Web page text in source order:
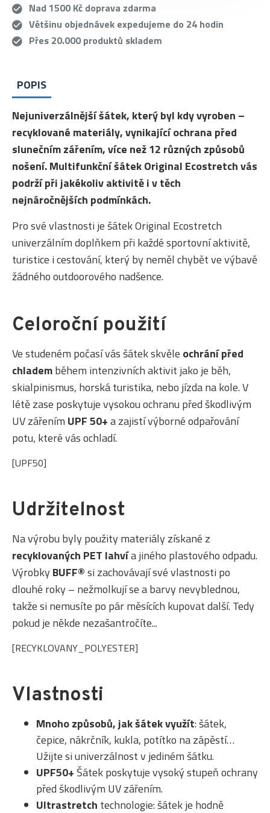
Nad 1500 Kč doprava zdarma
Většinu objednávek expedujeme do 24 hodin
Přes 20.000 produktů skladem
POPIS
Nejuniverzálnější šátek, který byl kdy vyroben –
recyklované materiály, vynikající ochrana před
slunečním zářením, více než 12 různých způsobů
nošení. Multifunkční šátek Original Ecostretch vás
podrží při jakékoliv aktivitě i v těch
nejnáročnějších podmínkách.
Pro své vlastnosti je šátek Original Ecostretch
univerzálním doplňkem při každé sportovní aktivitě,
turistice i cestování, který by neměl chybět ve výbavě
žádného outdoorového nadšence.
Celoroční použití
Ve studeném počasí vás šátek skvěle ochrání před
chlademběhem intenzivních aktivit jako je běh,
skialpinismus, horská turistika, nebo jízda na kole. V
létě zase poskytuje vysokou ochranu před škodlivým
UV zářením UPF 50+a zajistí výborné odpařování
potu, které vás ochladí.
[UPF50]
Udržitelnost
Na výrobu byly použity materiály získané z
recyklovaných PET lahvía jiného plastového odpadu.
VýrobkyBUFF®si zachovávají své vlastnosti po
dlouhé roky – nežmolkují se a barvy nevyblednou,
takže si nemusíte po pár měsících kupovat další. Tedy
pokud je někde nezašantročíte...
[RECYKLOVANY_POLYESTER]
Vlastnosti
Mnoho způsobů, jak šátek využít: šátek,
čepice, nákrčník, kukla, potítko na zápěstí…
Užijte si univerzálnost v jediném šátku.
UPF50+ Šátek poskytuje vysoký stupeň ochrany
před škodlivým UV zářením.
Ultrastretch technologie: šátek je hodně